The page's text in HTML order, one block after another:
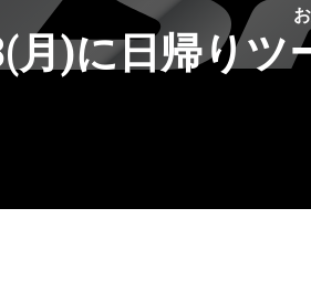
月)に日帰りツ